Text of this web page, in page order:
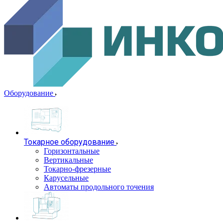
Оборудование
Токарное оборудование
Горизонтальные
Вертикальные
Токарно-фрезерные
Карусельные
Автоматы продольного точения